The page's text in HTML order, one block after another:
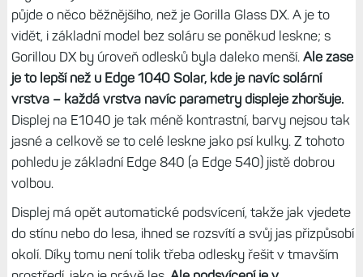
Automatické podsvícení displeje
Krycí sklo je minerální, Garmin neuvádí konkrétní model,
půjde o něco běžnějšího, než je Gorilla Glass DX. A je to
vidět, i základní model bez soláru se poněkud leskne; s
Gorillou DX by úroveň odlesků byla daleko menší.